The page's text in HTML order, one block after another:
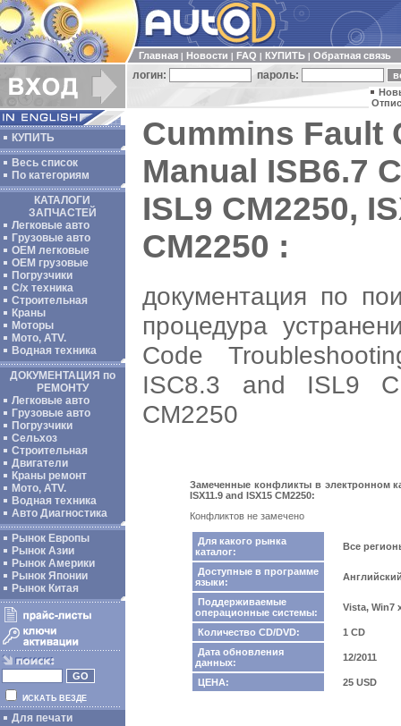
Главная Новости FAQ КУПИТЬ Обратная связь
логин: пароль:
КУПИТЬ
Весь список
По категориям
КАТАЛОГИ
ЗАПЧАСТЕЙ
Легковые авто
Грузовые авто
ОЕМ легковые
OEM грузовые
Погрузчики
С/х техника
Строительная
Краны
Моторы
Мото, ATV.
Водная техника
ДОКУМЕНТАЦИЯ по
РЕМОНТУ
Легковые авто
Грузовые авто
Погрузчики
Сельхоз
Строительная
Двигатели
Краны ремонт
Мото, ATV.
Водная техника
Авто Диагностика
Рынок Европы
Рынок Азии
Рынок Америки
Рынок Японии
Рынок Китая
ИСКАТЬ ВЕЗДЕ
Для печати
Cummins Fault
Manual ISB6.7
ISL9 CM2250,
CM2250 :
документация по
процедура
Code
ISC8.3 and ISL9
CM2250
Замеченные конфликты в электронном
ISX11.9 and ISX15 CM2250:
Конфликтов не замечено
Для какого рынка
каталог:
Все
Доступные в программе
языки:
Поддерживаемые
операционные системы:
Vista, Win7
Количество CD/DVD:
1 CD
Дата обновления
данных:
12/2011
ЦЕНА: 25 USD